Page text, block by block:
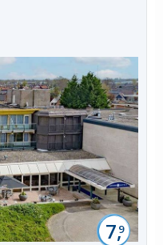
7,9